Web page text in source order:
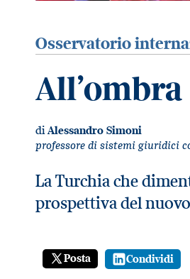
Osservatorio
di Alessandro Simoni
professore di sistemi giuridici
La Turchia che
prospettiva del
Posta Condividi